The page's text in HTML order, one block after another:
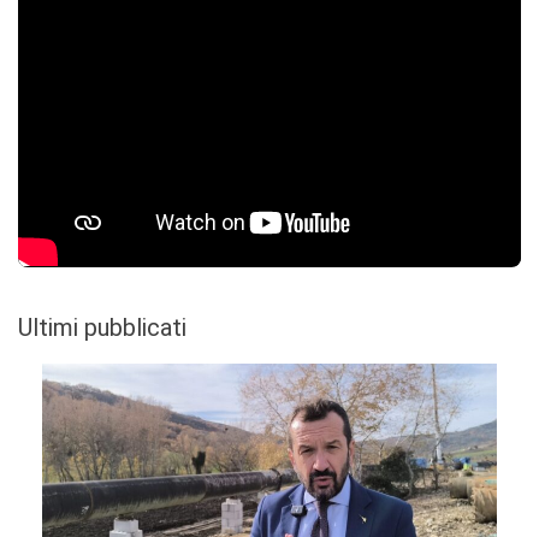
Ultimi pubblicati